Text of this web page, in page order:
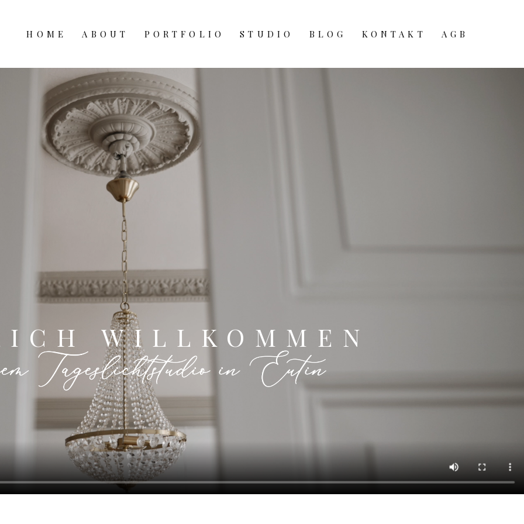
HOME ABOUT PORTFOLIO STUDIO BLOG KONTAKT AGB
WILLKOMMEN